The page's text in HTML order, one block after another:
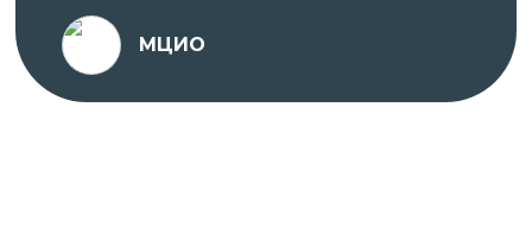
телефона, подключенного к сети Интернет.
МЦИО